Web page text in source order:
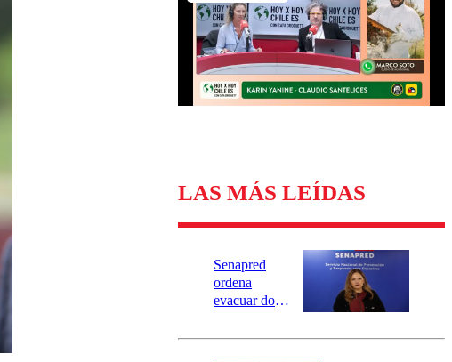
Universidad de Chile
Sustentabilidad
LAS MÁS LEÍDAS
Senapred
ordena
evacuar dos
Carahue por